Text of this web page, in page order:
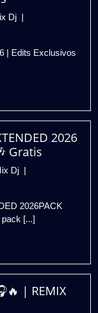
Dj DJ
FEBRERO
Exclusivos
Para
DJs
🎧
| Edits Exclusivos
2026
Gratis
Dj MUSICA
EXTENDED
2026
VOL.2
|
FULL
HITS
2026PACK
[...]
| REMIX